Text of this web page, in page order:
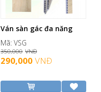
Ván sàn gác đa năng
Mã: VSG
350,000 VNĐ
290,000 VNĐ